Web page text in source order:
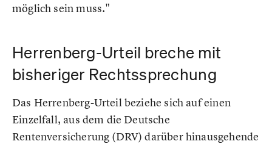
möglich sein muss."
Herrenberg-Urteil breche mit
bisheriger Rechtssprechung
Das Herrenberg-Urteil beziehe sich auf einen
Einzelfall, aus dem die Deutsche
Rentenversicherung (DRV) darüber hinausgehende